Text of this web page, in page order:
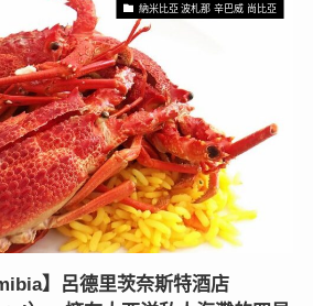
納米比亞 波札那 辛巴威 尚比亞
】呂德里茨奈斯特酒店